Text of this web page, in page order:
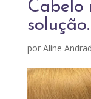
Cabelo
solução.
por Aline